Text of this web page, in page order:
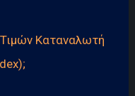
Τιμών Καταναλωτή